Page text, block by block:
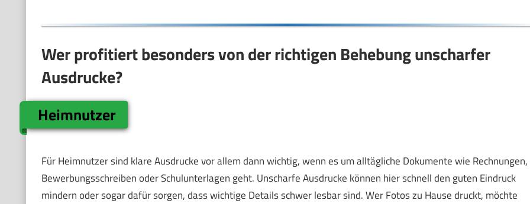
Wer profitiert besonders von der richtigen Behebung unscharfer
Ausdrucke?
Heimnutzer
Für Heimnutzer sind klare Ausdrucke vor allem dann wichtig, wenn es um alltägliche Dokumente wie Rechnungen,
Bewerbungsschreiben oder Schulunterlagen geht. Unscharfe Ausdrucke können hier schnell den guten Eindruck
mindern oder sogar dafür sorgen, dass wichtige Details schwer lesbar sind. Wer Fotos zu Hause druckt, möchte